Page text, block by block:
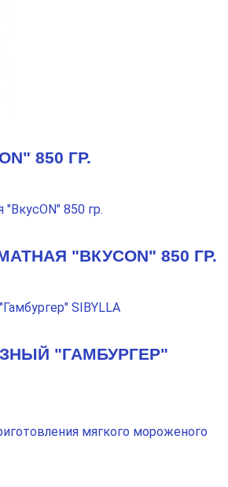
850 ГР.
"ВКУСON" 850 ГР.
"ГАМБУРГЕР"